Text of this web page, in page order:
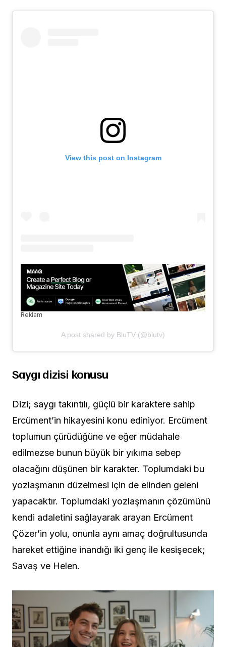
View this post on Instagram
Reklam
A post shared by BluTV (@blutv)
Saygı dizisi konusu
Dizi; saygı takıntılı, güçlü bir karaktere sahip
Ercüment’in hikayesini konu ediniyor. Ercüment
toplumun çürüdüğüne ve eğer müdahale
edilmezse bunun büyük bir yıkıma sebep
olacağını düşünen bir karakter. Toplumdaki bu
yozlaşmanın düzelmesi için de elinden geleni
yapacaktır. Toplumdaki yozlaşmanın çözümünü
kendi adaletini sağlayarak arayan Ercüment
Çözer’in yolu, onunla aynı amaç doğrultusunda
hareket ettiğine inandığı iki genç ile kesişecek;
Savaş ve Helen.